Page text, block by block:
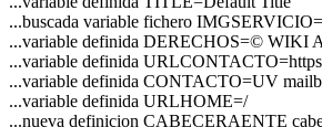
...buscada variable fichero
...variable definida DERECHOS=© WIKI
...variable definida
...variable definida CONTACTO=UV
...variable definida URLHOME=/
...nueva definicion CABECERAENTE